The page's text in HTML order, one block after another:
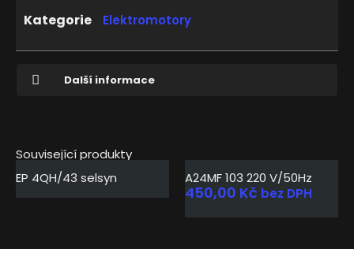
Související produkty
EP 4QH/43 selsyn
A24MF 103 220 V/50Hz
450,00 Kč bez DPH
Kategorie Elektromotory
Další informace